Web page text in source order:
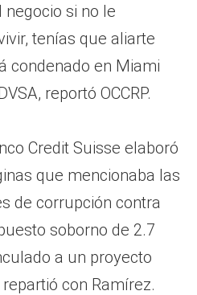
negocio si no le
tenías que aliarte
condenado en Miami
reportó OCCRP.
Credit Suisse elaboró
que mencionaba las
de corrupción contra
soborno de 2.7
a un proyecto
con Ramírez.